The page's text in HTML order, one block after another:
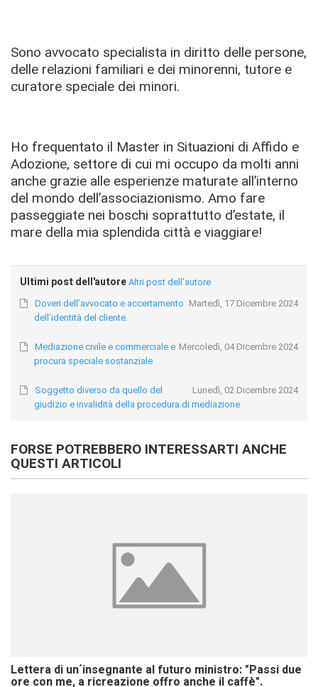
Sono avvocato specialista in diritto delle persone,
delle relazioni familiari e dei minorenni, tutore e
curatore speciale dei minori.
Ho frequentato il Master in Situazioni di Affido e
Adozione, settore di cui mi occupo da molti anni
anche grazie alle esperienze maturate all’interno
del mondo dell’associazionismo. Amo fare
passeggiate nei boschi soprattutto d’estate, il
mare della mia splendida città e viaggiare!
Ultimi post dell'autore Altri post dell'autore
Martedì, 17 Dicembre 2024
Doveri dell’avvocato e accertamento
dell’identità del cliente.
Mercoledì, 04 Dicembre 2024
Mediazione civile e commerciale e
procura speciale sostanziale
Lunedì, 02 Dicembre 2024
Soggetto diverso da quello del
giudizio e invalidità della procedura di mediazione
FORSE POTREBBERO INTERESSARTI ANCHE
QUESTI ARTICOLI
Lettera di un´insegnante al futuro ministro: "Passi due
ore con me, a ricreazione offro anche il caffè".